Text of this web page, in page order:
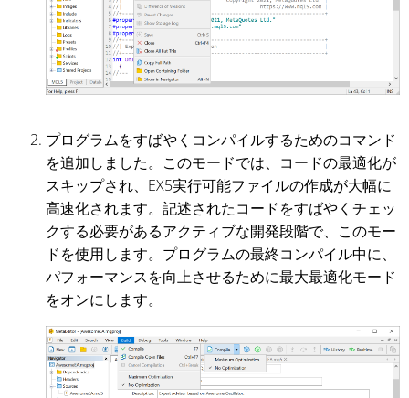
プログラムをすばやくコンパイルするためのコマンド
を追加しました。このモードでは、コードの最適化が
スキップされ、EX5実行可能ファイルの作成が大幅に
高速化されます。記述されたコードをすばやくチェッ
クする必要があるアクティブな開発段階で、このモー
ドを使用します。プログラムの最終コンパイル中に、
パフォーマンスを向上させるために最大最適化モード
をオンにします。